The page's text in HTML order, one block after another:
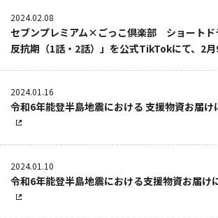
2024.02.08
セブンプレミアム×ごっこ倶楽部 ショートド
反抗期（1話・2話）」を公式TikTokにて、2
2024.01.16
令和6年能登半島地震における 支援物資お届け
2024.01.10
令和6年能登半島地震における支援物資お届け